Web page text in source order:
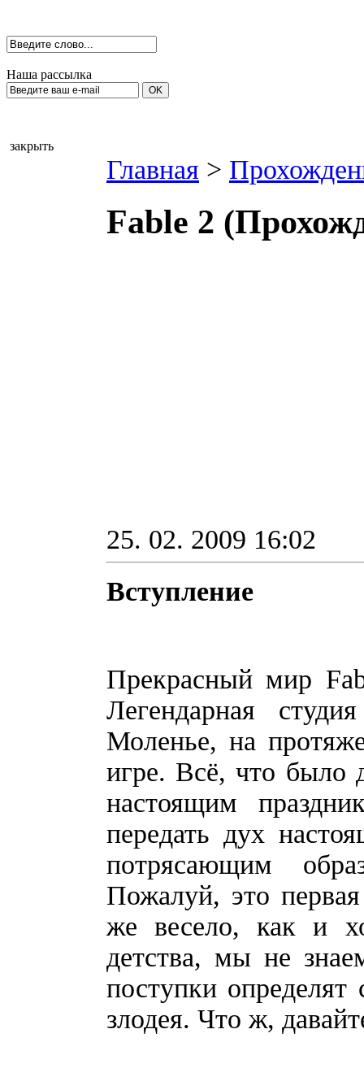
Наша рассылка
закрыть
Главная >
Fable 2
25. 02. 2009 16:02
Вступление
Прекрасный мир
Легендарная
Моленье, на
игре. Всё, что
настоящим
передать дух
потрясающим
Пожалуй, это
же весело, как и
детства, мы не
поступки определят
злодея. Что ж,